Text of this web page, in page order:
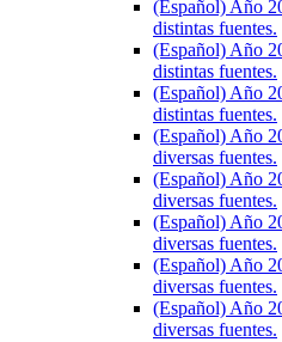
(Español) Año
distintas fuentes.
(Español) Año
distintas fuentes.
(Español) Año
distintas fuentes.
(Español) Año
diversas fuentes.
(Español) Año
diversas fuentes.
(Español) Año
diversas fuentes.
(Español) Año
diversas fuentes.
(Español) Año
diversas fuentes.